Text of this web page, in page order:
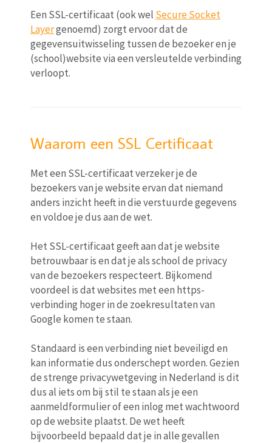
Een SSL-certificaat (ook wel Secure Socket
Layergenoemd) zorgt ervoor dat de
gegevensuitwisseling tussen de bezoeker en je
(school)website via een versleutelde verbinding
verloopt.
Waarom een SSL Certificaat
Met een SSL-certificaat verzeker je de
bezoekers van je website ervan dat niemand
anders inzicht heeft in die verstuurde gegevens
en voldoe je dus aan de wet.
Het SSL-certificaat geeft aan dat je website
betrouwbaar is en dat je als school de privacy
van de bezoekers respecteert. Bijkomend
voordeel is dat websites met een https-
verbinding hoger in de zoekresultaten van
Google komen te staan.
Standaard is een verbinding niet beveiligd en
kan informatie dus onderschept worden. Gezien
de strenge privacywetgeving in Nederland is dit
dus al iets om bij stil te staan als je een
aanmeldformulier of een inlog met wachtwoord
op de website plaatst. De wet heeft
bijvoorbeeld bepaald dat je in alle gevallen